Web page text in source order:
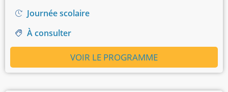
Journée scolaire
À consulter
VOIR LE PROGRAMME